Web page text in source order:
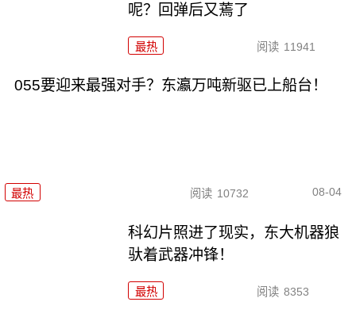
呢？回弹后又蔫了
最热 阅读 11941
055要迎来最强对手？东瀛万吨新驱已上船台！
最热 阅读 10732 08-04
科幻片照进了现实，东大机器狼
驮着武器冲锋！
最热 阅读 8353